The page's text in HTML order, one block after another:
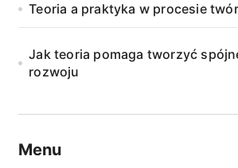
Teoria a praktyka w procesie
Jak teoria pomaga tworzyć
rozwoju
Menu